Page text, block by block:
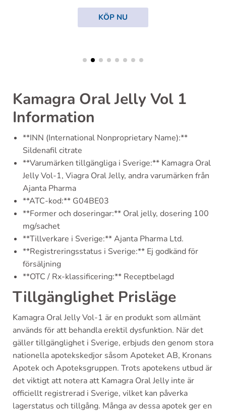
KÖP NU
Kamagra Oral Jelly Vol 1
Information
**INN (International Nonproprietary Name):**
Sildenafil citrate
**Varumärken tillgängliga i Sverige:** Kamagra Oral
Jelly Vol-1, Viagra Oral Jelly, andra varumärken från
Ajanta Pharma
**ATC-kod:** G04BE03
**Former och doseringar:** Oral jelly, dosering 100
mg/sachet
**Tillverkare i Sverige:** Ajanta Pharma Ltd.
**Registreringsstatus i Sverige:** Ej godkänd för
försäljning
**OTC / Rx-klassificering:** Receptbelagd
Tillgänglighet Prisläge
Kamagra Oral Jelly Vol-1 är en produkt som allmänt
används för att behandla erektil dysfunktion. När det
gäller tillgänglighet i Sverige, erbjuds den genom stora
nationella apotekskedjor såsom Apoteket AB, Kronans
Apotek och Apoteksgruppen. Trots apotekens utbud är
det viktigt att notera att Kamagra Oral Jelly inte är
officiellt registrerad i Sverige, vilket kan påverka
lagerstatus och tillgång. Många av dessa apotek ger en